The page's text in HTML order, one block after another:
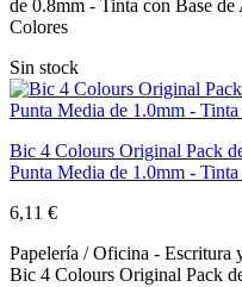
de 0.8mm - Tinta con Base
Colores
Sin stock
Bic 4 Colours Original Pack
Punta Media de 1.0mm -
6,11 €
Papelería / Oficina - Escritura
Bic 4 Colours Original Pack